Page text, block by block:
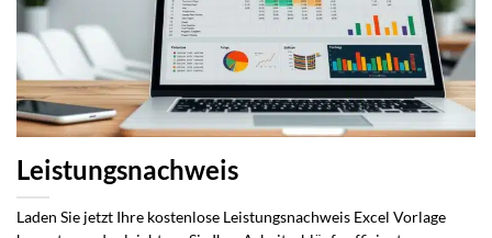
Leistungsnachweis
Laden Sie jetzt Ihre kostenlose Leistungsnachweis Excel Vorlage